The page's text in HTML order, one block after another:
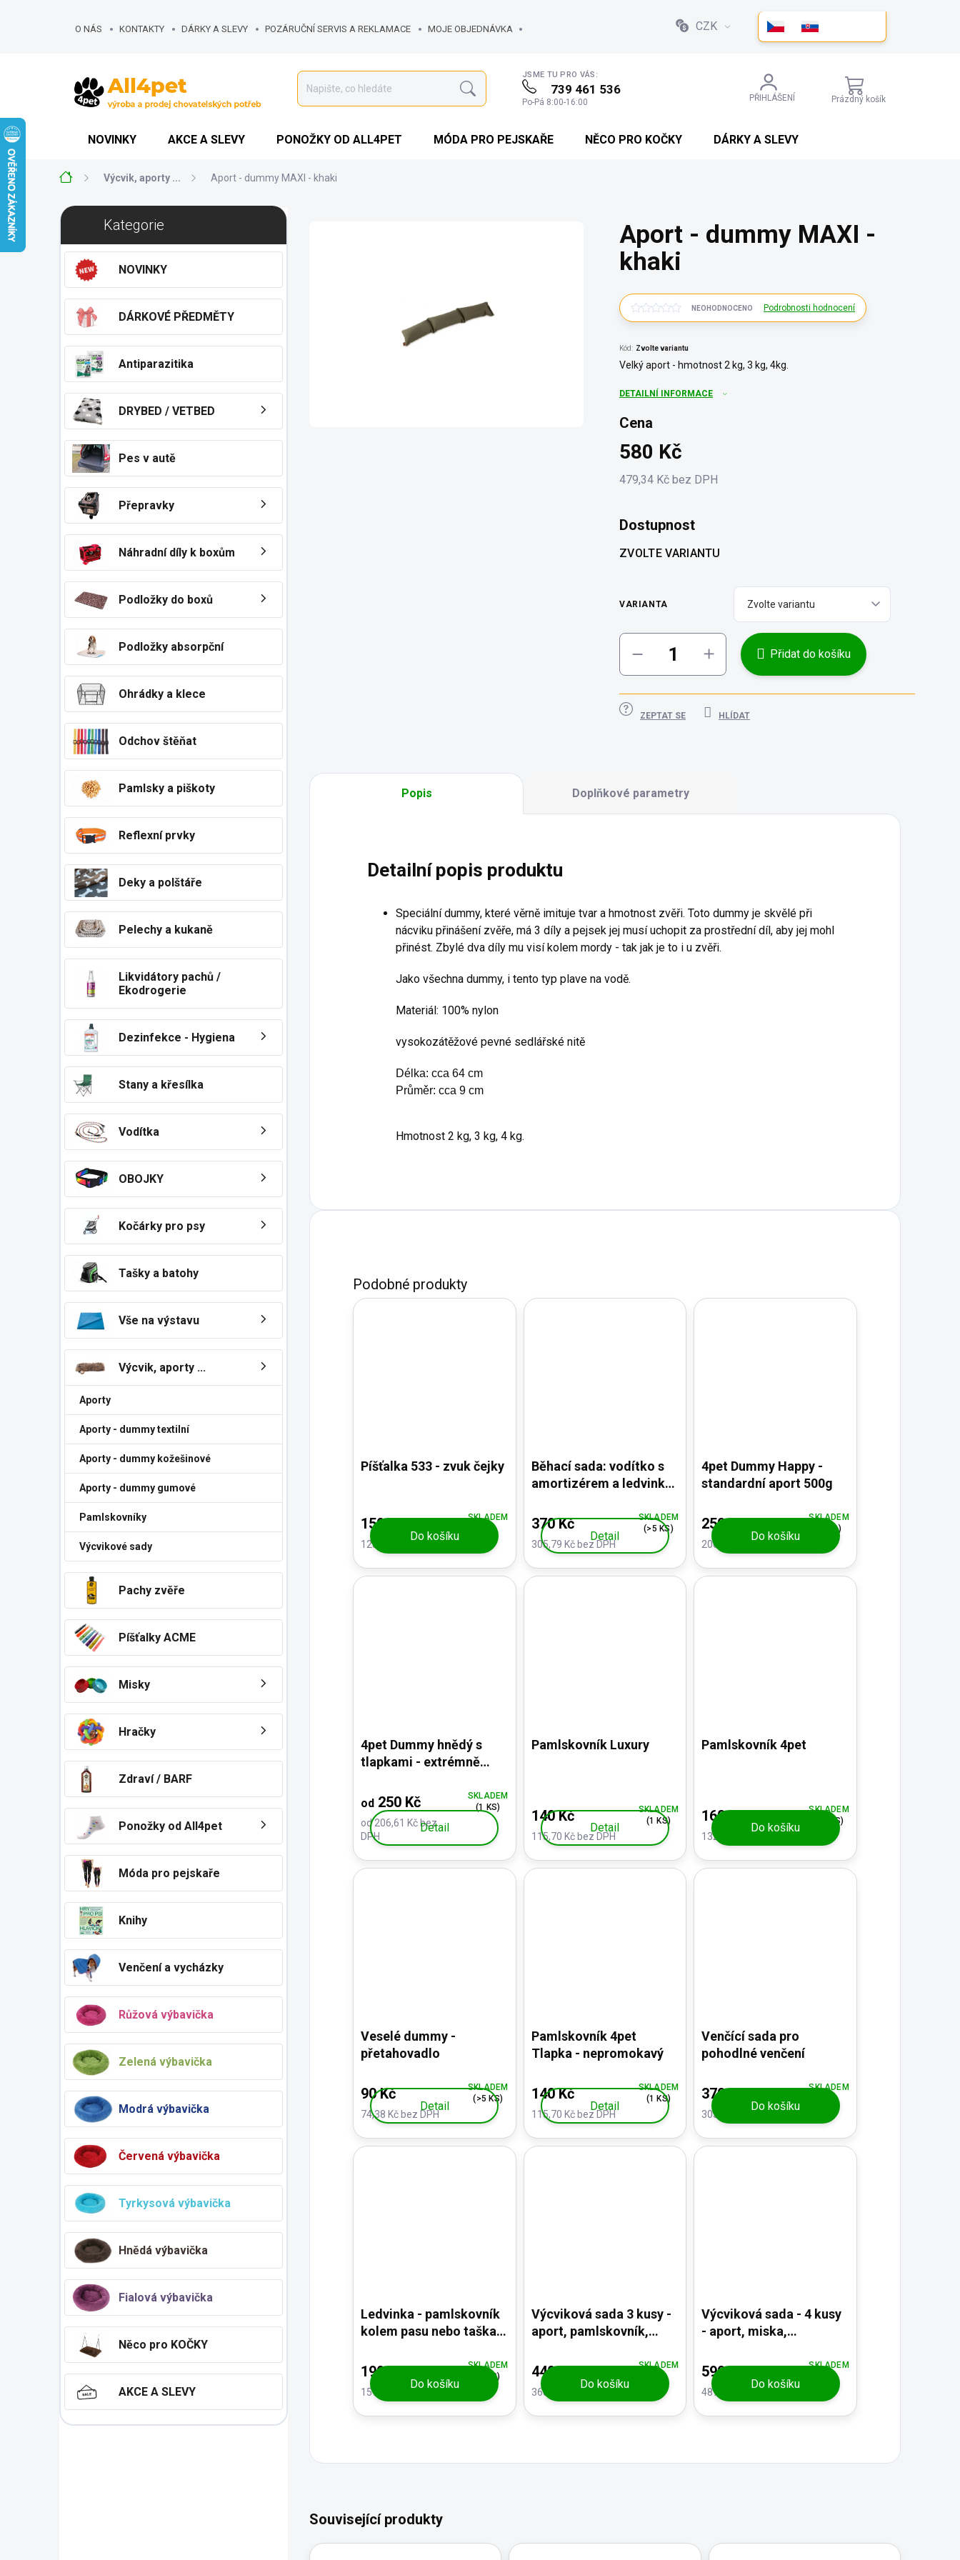
O NÁS KONTAKTY DÁRKY A SLEVY POZÁRUČNÍ SERVIS A REKLAMACE MOJE OBJEDNÁVKA CZK
Hledat
JSME TU PRO VÁS:
739 461 536
Po-Pá 8:00-16:00 PŘIHLÁŠENÍ
NÁKUPNÍ
KOŠÍK
Prázdný košík
NOVINKY AKCE A SLEVY PONOŽKY OD ALL4PET MÓDA PRO PEJSKAŘE NĚCO PRO KOČKY DÁRKY A SLEVY
Domů Výcvik, aporty ... Aport - dummy MAXI - khaki
P
s
Přeskočit
kategorieKategorie
NOVINKY
DÁRKOVÉ PŘEDMĚTY
Antiparazitika
DRYBED / VETBED
Pes v autě
Přepravky
Náhradní díly k boxům
Podložky do boxů
Podložky absorpční
Ohrádky a klece
Odchov štěňat
Pamlsky a piškoty
Reflexní prvky
Deky a polštáře
Pelechy a kukaně
Likvidátory pachů /
Ekodrogerie
Dezinfekce - Hygiena
Stany a křesílka
Vodítka
OBOJKY
Kočárky pro psy
Tašky a batohy
Vše na výstavu
Výcvik, aporty ...
Aporty
Aporty - dummy textilní
Aporty - dummy kožešinové
Aporty - dummy gumové
Pamlskovníky
Výcvikové sady
Pachy zvěře
Píšťalky ACME
Misky
Hračky
Zdraví / BARF
Ponožky od All4pet
Móda pro pejskaře
Knihy
Venčení a vycházky
Růžová výbavička
Zelená výbavička
Modrá výbavička
Červená výbavička
Tyrkysová výbavička
Hnědá výbavička
Fialová výbavička
Něco pro KOČKY
AKCE A SLEVY
Aport - dummy MAXI -
khaki
NEOHODNOCENO Podrobnosti hodnocení
Kód: Zvolte variantu
Velký aport - hmotnost 2 kg, 3 kg, 4kg.
DETAILNÍ INFORMACE
Cena
580 Kč
479,34 Kč bez DPH
Dostupnost
ZVOLTE VARIANTU
VARIANTA
Přidat do košíku
ZEPTAT SE HLÍDAT
Popis Doplňkové parametry
Detailní popis produktu
Speciální dummy, které věrně imituje tvar a hmotnost zvěři. Toto dummy je skvělé při
nácviku přinášení zvěře, má 3 díly a pejsek jej musí uchopit za prostřední díl, aby jej mohl
přinést. Zbylé dva díly mu visí kolem mordy - tak jak je to i u zvěři.
Jako všechna dummy, i tento typ plave na vodě.
Materiál: 100% nylon
vysokozátěžové pevné sedlářské nitě
Délka: cca 64 cm
Průměr: cca 9 cm
Hmotnost 2 kg, 3 kg, 4 kg.
Píšťalka 533 - zvuk čejky
123,97 Kč bez DPH
150 Kč SKLADEM
Do košíku
Běhací sada: vodítko s
amortizérem a ledvinka
305,79 Kč bez DPH
370 Kč
SKLADEM
(>5 KS)
Detail
4pet Dummy Happy -
standardní aport 500g
206,61 Kč bez DPH
250 Kč
SKLADEM
(4 KS)
Do košíku
4pet Dummy hnědý s
tlapkami - extrémně
od 206,61 Kč bez
DPH
od 250 Kč
SKLADEM
(1 KS)
Detail
Pamlskovník Luxury
115,70 Kč bez DPH
140 Kč
SKLADEM
(1 KS)
Detail
Pamlskovník 4pet
132,23 Kč bez DPH
160 Kč
SKLADEM
(>5 KS)
Do košíku
Veselé dummy -
přetahovadlo
74,38 Kč bez DPH
90 Kč
SKLADEM
(>5 KS)
Detail
Pamlskovník 4pet
Tlapka - nepromokavý
115,70 Kč bez DPH
140 Kč
SKLADEM
(1 KS)
Detail
Venčící sada pro
pohodlné venčení
305,79 Kč bez DPH
370 Kč SKLADEM
Do košíku
Ledvinka - pamlskovník
kolem pasu nebo taška
157,02 Kč bez DPH
190 Kč
SKLADEM
(3 KS)
Do košíku
Výcviková sada 3 kusy -
aport, pamlskovník,
363,64 Kč bez DPH
440 Kč SKLADEM
Do košíku
Výcviková sada - 4 kusy
- aport, miska,
487,60 Kč bez DPH
590 Kč SKLADEM
Do košíku
Související produkty